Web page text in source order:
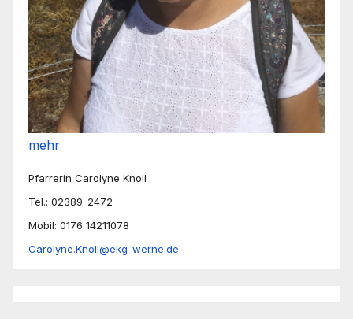
mehr
Pfarrerin Carolyne Knoll
Tel.: 02389-2472
Mobil: 0176 14211078
Carolyne.Knoll@ekg-werne.de